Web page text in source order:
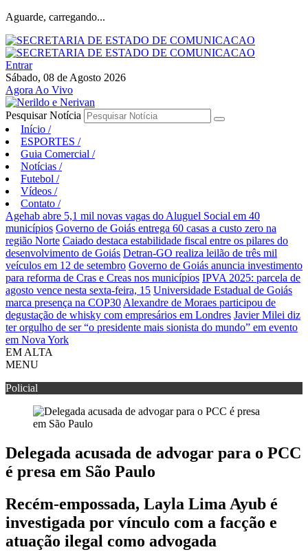
Aguarde, carregando...
Entrar
Sábado, 08 de Agosto 2026
Agora Ao Vivo
Pesquisar Notícia
Início /
ESPORTES /
Guia Comercial /
Notícias /
Futebol /
Vídeos /
Contato /
Agehab abre 5,1 mil novas vagas do Aluguel Social em 40
municípios Governo de Goiás entrega 60 casas a custo zero na
região Norte Caiado destaca estabilidade fiscal entre os pilares do
desenvolvimento de Goiás Detran-GO realiza leilão de três mil
veículos em 12 de setembro Governo de Goiás anuncia investimento
para reforma de Cras e Creas nos municípios IPVA 2025: parcela de
agosto vence nesta sexta-feira, 15 Universidade Estadual de Goiás
marca presença na COP30 Alexandre de Moraes participou de
degustação de whisky com empresários em Londres Javier Milei diz
ter orgulho de ser “o presidente mais sionista do mundo” em evento
em Nova York
EM ALTA
MENU
Policial
Delegada acusada de advogar para o PCC
é presa em São Paulo
Recém-empossada, Layla Lima Ayub é
investigada por vínculo com a facção e
atuação ilegal como advogada